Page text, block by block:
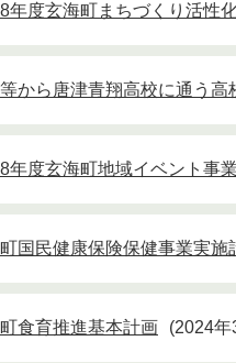
年度玄海町まちづくり活性
から唐津青翔高校に通う高
年度玄海町地域イベント事
国民健康保険保健事業実施
食育推進基本計画 2024